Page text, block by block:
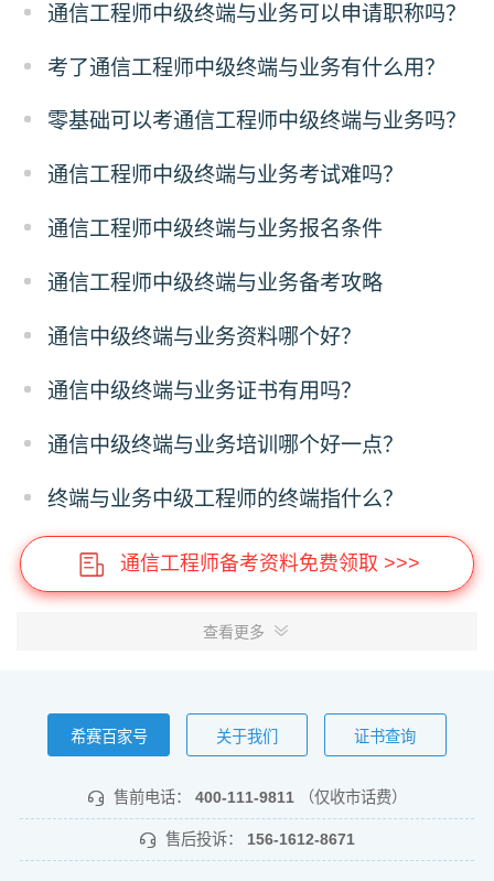
通信工程师中级终端与业务可以申请职称吗？
考了通信工程师中级终端与业务有什么用？
零基础可以考通信工程师中级终端与业务吗？
通信工程师中级终端与业务考试难吗？
通信工程师中级终端与业务报名条件
通信工程师中级终端与业务备考攻略
通信中级终端与业务资料哪个好？
通信中级终端与业务证书有用吗？
通信中级终端与业务培训哪个好一点？
终端与业务中级工程师的终端指什么？
通信工程师备考资料免费领取 >>>
查看更多
希赛百家号 关于我们 证书查询
售前电话： 400-111-9811 （仅收市话费）
售后投诉： 156-1612-8671